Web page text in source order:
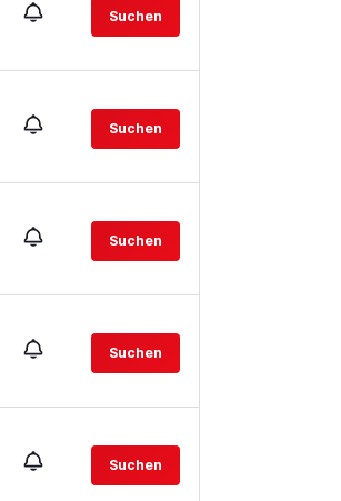
Suchen
Suchen
Suchen
Suchen
Suchen